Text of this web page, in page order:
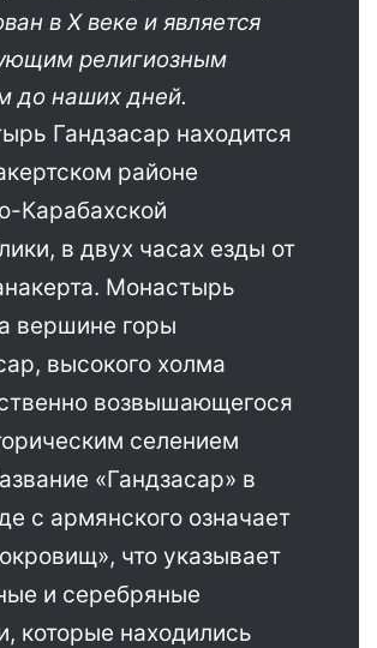
в X веке и является
религиозным
до наших дней.
Гандзасар находится
районе
Карабахской
в двух часах езды от
Монастырь
вершине горы
высокого холма
возвышающегося
селением
«Гандзасар» в
с армянского означает
что указывает
и серебряные
которые находились